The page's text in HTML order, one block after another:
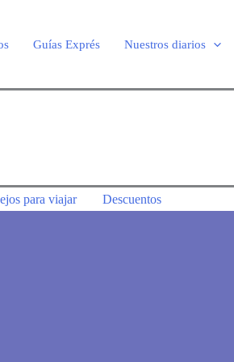
Guías Exprés Nuestros diarios
para viajar Descuentos